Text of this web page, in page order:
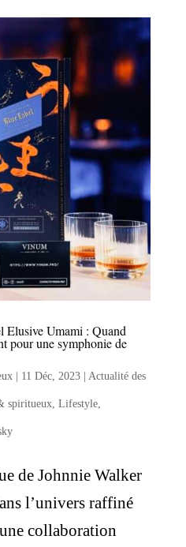
Elusive Umami : Quand
pour une symphonie de
| 11 Déc, 2023| Actualité des
spiritueux, Lifestyle,
de Johnnie Walker
l’univers raffiné
collaboration